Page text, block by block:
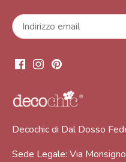
Decochic di Dal Dosso
Sede Legale: Via